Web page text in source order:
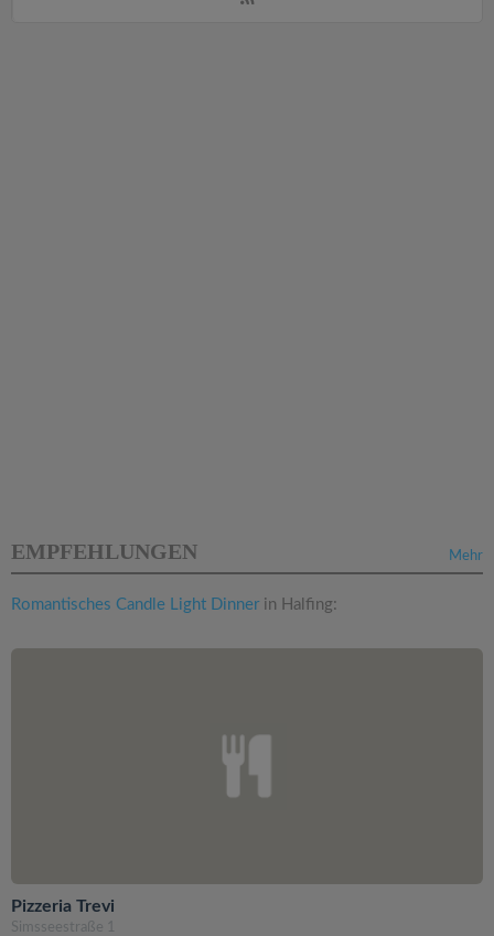
Mehr
EMPFEHLUNGEN
Romantisches Candle Light Dinnerin Halfing:
Pizzeria Trevi
Simsseestraße 1